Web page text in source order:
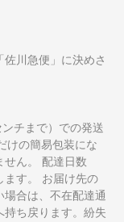
川急便」に決めさ
チまで）での発送
けの簡易包装にな
せん。 配達日数
ます。 お届け先の
合は、不在配達通
ち戻ります。紛失